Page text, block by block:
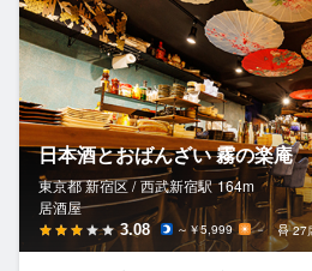
日本酒とおばんざい 霧の楽庵
東京都 新宿区 / 西武新宿駅 164m
居酒屋
3.08 ～￥5,999 － 27